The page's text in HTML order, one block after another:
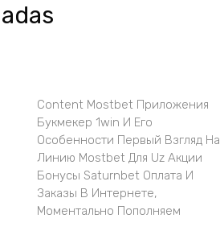
Content Mostbet Приложения
Букмекер 1win И Его
Особенности Первый Взгляд На
Линию Mostbet Для Uz Акции
Бонусы Saturnbet Оплата И
Заказы В Интернете,
Моментально Пополняем